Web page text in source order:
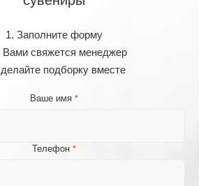
1. Заполните форму
Вами свяжется менеджер
подборку вместе
Ваше имя *
Телефон *